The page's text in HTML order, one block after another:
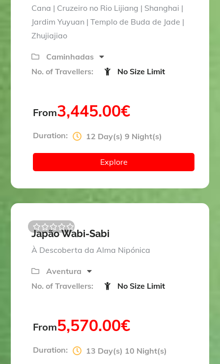
Cana | Cruzeiro no Rio Lijiang | Shanghai |
Jardim Yuyuan | Templo de Buda de Jade |
Zhujiajiao
Caminhadas
No. of Travellers:
No Size Limit
From3,445.00€
Duration: 12 Day(s) 9 Night(s)
Explore
0
o
u
o
5
Japão Wabi-Sabi
À Descoberta da Alma Nipónica
Aventura
No. of Travellers:
No Size Limit
From5,570.00€
Duration: 13 Day(s) 10 Night(s)